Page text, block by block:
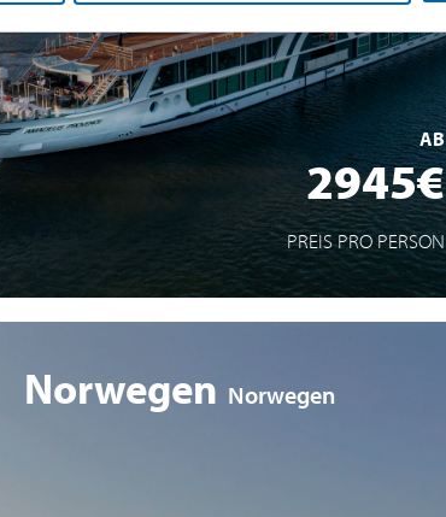
AB
2945€
PREIS PRO PERSON
Gourmet-Vollpension
ein Fest für alle Sinne
MEHR ERFAHREN
Norwegen Norwegen